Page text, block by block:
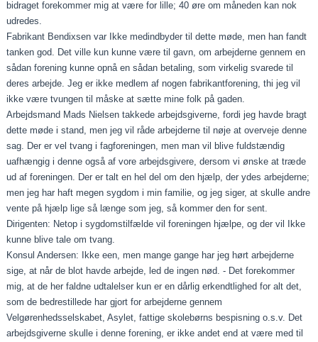
bidraget forekommer mig at være for lille; 40 øre om måneden kan nok
udredes.
Fabrikant Bendixsen var Ikke medindbyder til dette møde, men han fandt
tanken god. Det ville kun kunne være til gavn, om arbejderne gennem en
sådan forening kunne opnå en sådan betaling, som virkelig svarede til
deres arbejde. Jeg er ikke medlem af nogen fabrikantforening, thi jeg vil
ikke være tvungen til måske at sætte mine folk på gaden.
Arbejdsmand Mads Nielsen takkede arbejdsgiverne, fordi jeg havde bragt
dette møde i stand, men jeg vil råde arbejderne til nøje at overveje denne
sag. Der er vel tvang i fagforeningen, men man vil blive fuldstændig
uafhængig i denne også af vore arbejdsgivere, dersom vi ønske at træde
ud af foreningen. Der er talt en hel del om den hjælp, der ydes arbejderne;
men jeg har haft megen sygdom i min familie, og jeg siger, at skulle andre
vente på hjælp lige så længe som jeg, så kommer den for sent.
Dirigenten: Netop i sygdomstilfælde vil foreningen hjælpe, og der vil Ikke
kunne blive tale om tvang.
Konsul Andersen: Ikke een, men mange gange har jeg hørt arbejderne
sige, at når de blot havde arbejde, led de ingen nød. - Det forekommer
mig, at de her faldne udtalelser kun er en dårlig erkendtlighed for alt det,
som de bedrestillede har gjort for arbejderne gennem
Velgørenhedsselskabet, Asylet, fattige skolebørns bespisning o.s.v. Det
arbejdsgiverne skulle i denne forening, er ikke andet end at være med til